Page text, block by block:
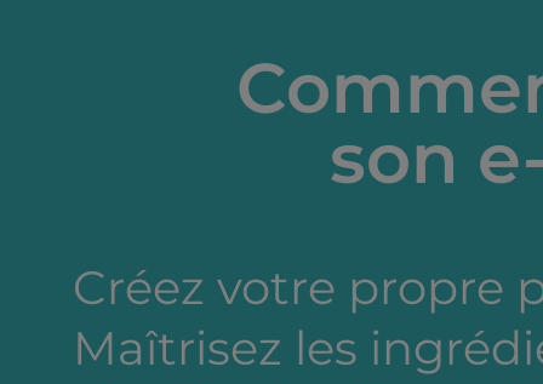
son
Créez votre propre
Maîtrisez les